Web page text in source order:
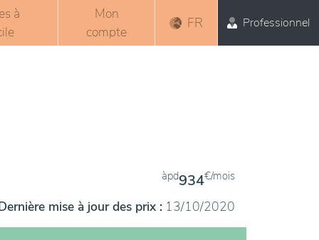
à
Mon
compte
FR Professionnel
àpd934€/mois
mise à jour des prix : 13/10/2020